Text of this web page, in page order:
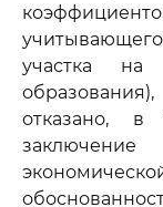
участка на
отказано,